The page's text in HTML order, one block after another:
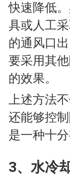
快速降低
具或人工
的通风口
要采用其
的效果。
上述方法
还能够控
是一种十分
3、水冷